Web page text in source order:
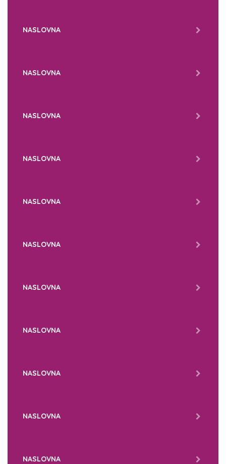
NASLOVNA
NASLOVNA
NASLOVNA
NASLOVNA
NASLOVNA
NASLOVNA
NASLOVNA
NASLOVNA
NASLOVNA
NASLOVNA
NASLOVNA